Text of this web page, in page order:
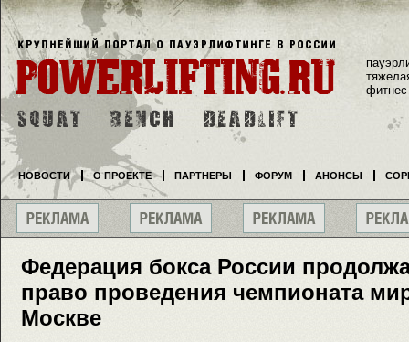
Федерация бокса России
право проведения чемпионата
Москве
фитнес
НОВОСТИ О ПРОЕКТЕ ПАРТНЕРЫ ФОРУМ АНОНСЫ